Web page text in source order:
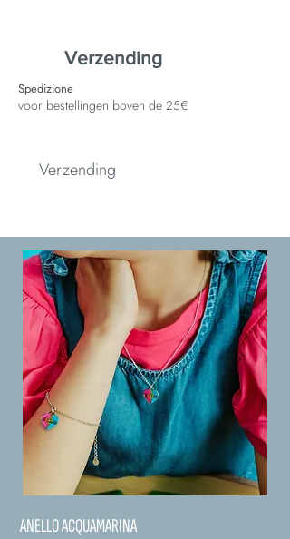
Verzending
Spedizione
voor bestellingen boven de 25€
Verzending
ANELLO ACQUAMARINA